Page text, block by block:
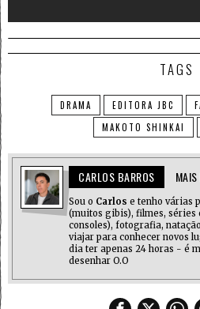
TAGS
DRAMA EDITORA JBC
MAKOTO SHINKAI
CARLOS BARROS
Sou o Carlos e tenho várias
(muitos gibis), filmes, séries
consoles), fotografia,
viajar para conhecer novos
dia ter apenas 24 horas - é
desenhar O.O